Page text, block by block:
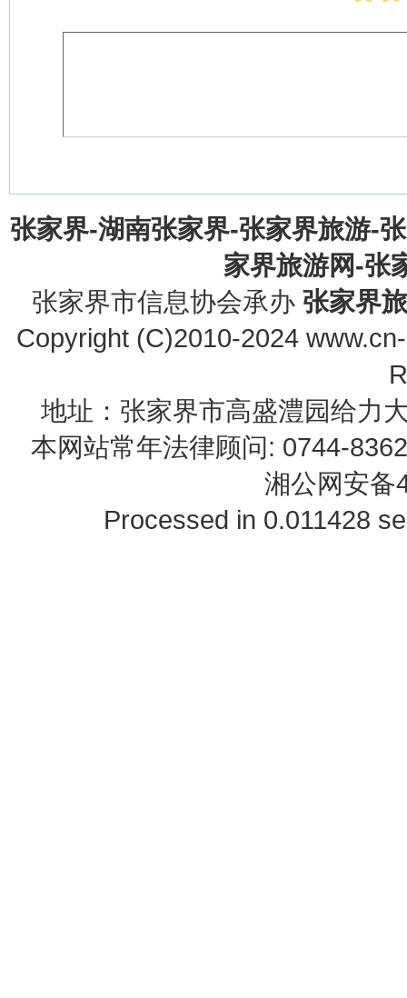
张家界-湖南张家界-张家界旅游-
家界旅游网-张
张家界市信息协会承办 张家界
Copyright (C)2010-2024
地址：张家界市高盛澧园给力
本网站常年法律顾问: 0744-
湘公网安备
Processed in 0.011428